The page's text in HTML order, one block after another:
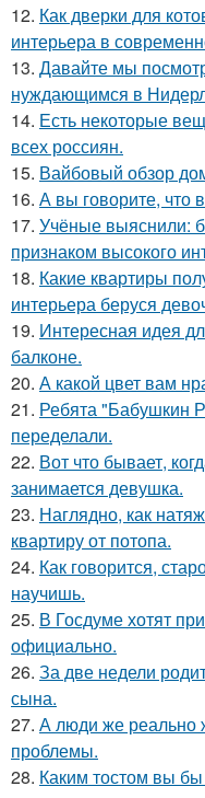
12. Как дверки для
интерьера в
13. Давайте мы
нуждающимся в
14. Есть некоторые
всех россиян.
15. Вайбовый обзор
16. А вы говорите, что
17. Учёные выяснили:
признаком высокого
18. Какие квартиры
интерьера беруся
19. Интересная идея
балконе.
20. А какой цвет вам
21. Ребята "Бабушкин
переделали.
22. Вот что бывает,
занимается девушка.
23. Наглядно, как
квартиру от потопа.
24. Как говорится,
научишь.
25. В Госдуме хотят
официально.
26. За две недели
сына.
27. А люди же реально
проблемы.
28. Каким тостом вы